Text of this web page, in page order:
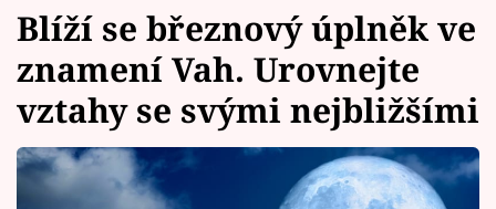
Témata
Celebrity
Vztahy
Blíží se březnový úplněk ve
znamení Vah. Urovnejte
vztahy se svými nejbližšími